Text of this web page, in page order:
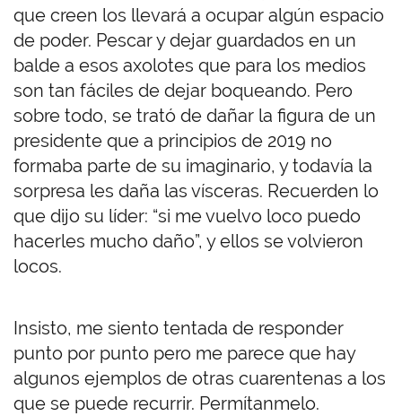
que creen los llevará a ocupar algún espacio
de poder. Pescar y dejar guardados en un
balde a esos axolotes que para los medios
son tan fáciles de dejar boqueando. Pero
sobre todo, se trató de dañar la figura de un
presidente que a principios de 2019 no
formaba parte de su imaginario, y todavía la
sorpresa les daña las vísceras. Recuerden lo
que dijo su líder: “si me vuelvo loco puedo
hacerles mucho daño”, y ellos se volvieron
locos.
Insisto, me siento tentada de responder
punto por punto pero me parece que hay
algunos ejemplos de otras cuarentenas a los
que se puede recurrir. Permítanmelo.